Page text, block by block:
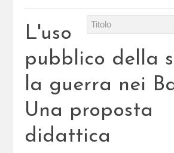
L'uso
pubblico della
la guerra nei
Una proposta
didattica